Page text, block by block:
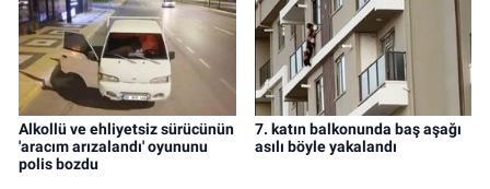
Alkollü ve ehliyetsiz sürücünün
'aracım arızalandı' oyununu
polis bozdu
7. katın balkonunda baş aşağı
asılı böyle yakalandı